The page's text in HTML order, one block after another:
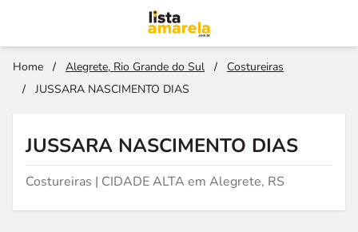
Home / Alegrete, Rio Grande do Sul /
Costureiras
/
JUSSARA NASCIMENTO DIAS
JUSSARA NASCIMENTO DIAS
Costureiras | CIDADE ALTA em Alegrete, RS